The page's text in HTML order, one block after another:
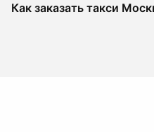
Как заказать такси